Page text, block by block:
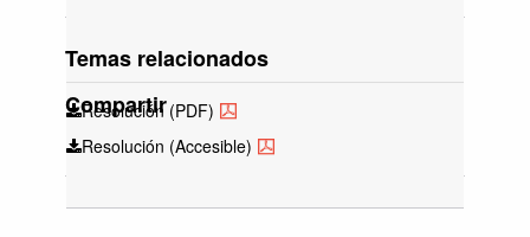
Resolución (PDF)
Resolución (Accesible)
Temas relacionados
Compartir